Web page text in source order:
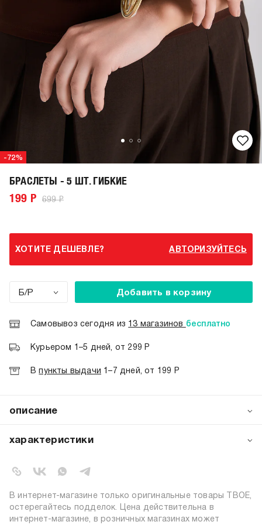
-72%
БРАСЛЕТЫ - 5 ШТ. ГИБКИЕ
199 Р 699 Р
ХОТИТЕ ДЕШЕВЛЕ? АВТОРИЗУЙТЕСЬ
Б/Р Добавить в корзину
Самовывоз сегодня из 13 магазинов бесплатно
Курьером 1–5 дней, от 299 Р
Впункты выдачи 1–7 дней, от 199 Р
описание
Изящная бижутерия для многослойных образов —
характеристики
коллекция:
цвет:
золотистый
состав:
100% железо
узор:
однотонный
В интернет-магазине только оригинальные товары ТВОЕ,
остерегайтесь подделок. Цена действительна в
интернет-магазине, в розничных магазинах может